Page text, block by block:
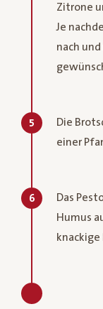
Zitrone
Je
nach
5
Die
einer
6
Das
Humus